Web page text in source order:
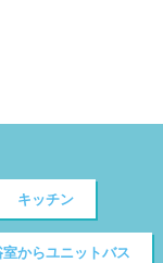
キッチン
からユニットバス